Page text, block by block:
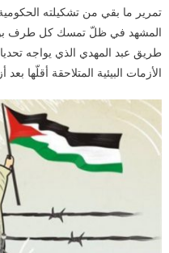
تمرير ما بقي من تشكيلته
المشهد في ظلّ تمسك كل طرف
طريق عبد المهدي الذي يواجه
الأزمات البيئية المتلاحقة أقلّها